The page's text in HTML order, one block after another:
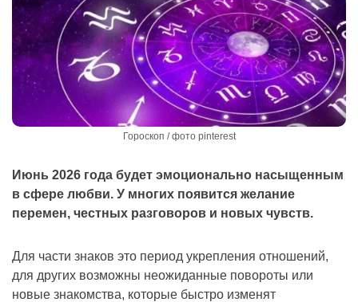
Гороскоп / фото pinterest
Июнь 2026 года будет эмоционально насыщенным
в сфере любви. У многих появится желание
перемен, честных разговоров и новых чувств.
Для части знаков это период укрепления отношений,
для других возможны неожиданные повороты или
новые знакомства, которые быстро изменят